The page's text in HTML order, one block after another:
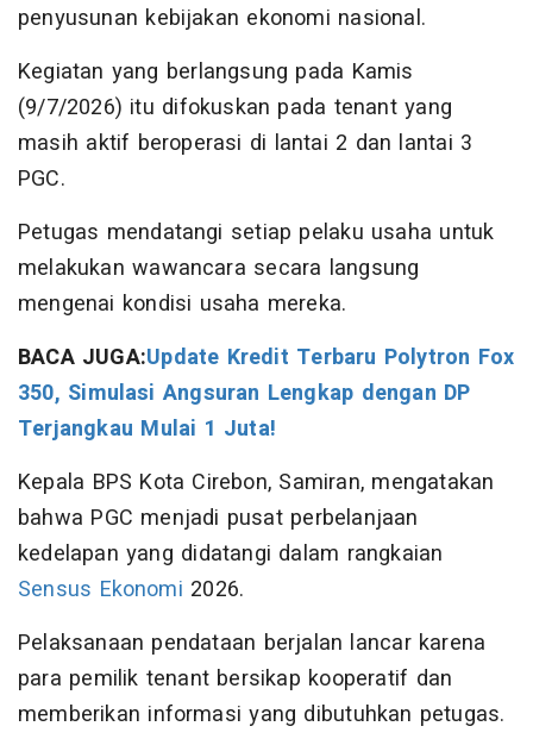
penyusunan kebijakan ekonomi nasional.
Kegiatan yang berlangsung pada Kamis
(9/7/2026) itu difokuskan pada tenant yang
masih aktif beroperasi di lantai 2 dan lantai 3
PGC.
Petugas mendatangi setiap pelaku usaha untuk
melakukan wawancara secara langsung
mengenai kondisi usaha mereka.
BACA JUGA:Update Kredit Terbaru Polytron Fox
350, Simulasi Angsuran Lengkap dengan DP
Terjangkau Mulai 1 Juta!
Kepala BPS Kota Cirebon, Samiran, mengatakan
bahwa PGC menjadi pusat perbelanjaan
kedelapan yang didatangi dalam rangkaian
Sensus Ekonomi 2026.
Pelaksanaan pendataan berjalan lancar karena
para pemilik tenant bersikap kooperatif dan
memberikan informasi yang dibutuhkan petugas.